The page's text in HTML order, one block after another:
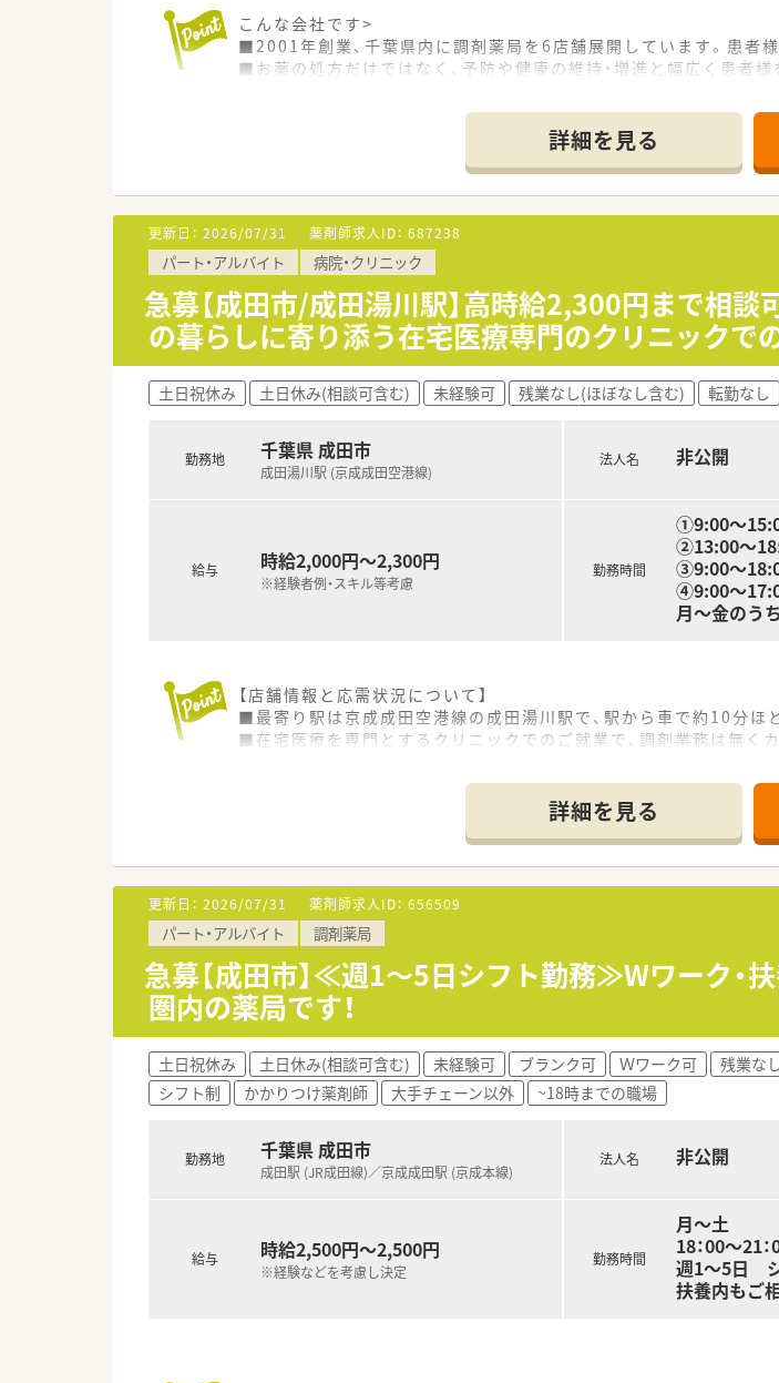
こんな会社です>
■2001年創業、千葉県内に調剤薬局を6店舗展開しています。患者
■お薬の処方だけではなく、予防や健康の維持・増進と幅広く患者様
■役職・職種に関わらず皆で意見を出し合い、より良い店舗づくり
■実習生の受け入れを行っており、若手の教育に力を入れています。
■地域に根差した薬局で働きたい方
■薬剤師としてスキルアップしていきたい方
詳細を見る
更新日： 2026/07/31 薬剤師求人ID： 687238
パート・アルバイト 病院・クリニック
急募【成田市/成田湯川駅】高時給2,300円まで相
の暮らしに寄り添う在宅医療専門のクリニックで
土日祝休み 土日休み(相談可含む) 未経験可 残業なし(ほぼなし含む) 転勤なし
勤務地 千葉県 成田市
成田湯川駅 (京成成田空港線)
給与 時給2,000円～2,300円
※経験者例・スキル等考慮
法人名 非公開
勤務時間
①9:00～
②13:00～
③9:00～
④9:00～
月～金のう
【店舗情報と応需状況について】
■最寄り駅は京成成田空港線の成田湯川駅で、駅から車で約10分ほ
■在宅医療を専門とするクリニックでのご就業で、調剤業務は無く
■職種の垣根なくスタッフ同士が気軽に相談し合える、非常に風通
■患者様のためにという共通の目標に向かって、チーム一丸となっ
■仕事とプライベートのメリハリを大切にする風土があり、オンオ
【法人特徴について】
■「『ありがとう』があふれる世界を。」を理念に掲げ、患者様やそ
■首都圏において複数の在宅療養支援診療所を運営し、地域包括ケ
■医師や看護師、その他専門スタッフが一体となり、質の高いチー
詳細を見る
更新日： 2026/07/31 薬剤師求人ID： 656509
パート・アルバイト 調剤薬局
急募【成田市】≪週1～5日シフト勤務≫Wワーク・
圏内の薬局です！
土日祝休み 土日休み(相談可含む) 未経験可 ブランク可 Ｗワーク可 残業な
シフト制
かかりつけ薬剤師 大手チェーン以外 ~18時までの職場
勤務地 千葉県 成田市
成田駅 (JR成田線)／京成成田駅 (京成本線)
給与 時給2,500円～2,500円
※経験などを考慮し決定
法人名 非公開
勤務時間
月～土
18：00～21
週1～5日 シ
扶養内もご